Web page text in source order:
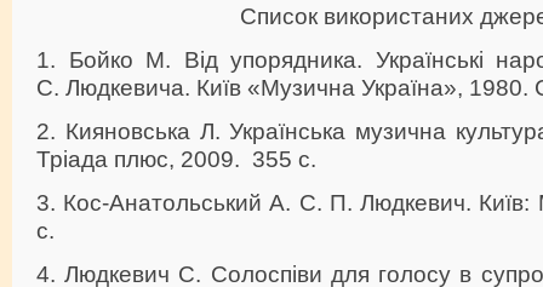
Список використаних
1. Бойко М. Від упорядника. Українські
С. Людкевича. Київ «Музична Україна», 1980.
2. Кияновська Л. Українська музична
Тріада плюс, 2009. 355 с.
3. Кос-Анатольський А. С. П. Людкевич. Київ:
с.
4. Людкевич С. Солоспіви для голосу в